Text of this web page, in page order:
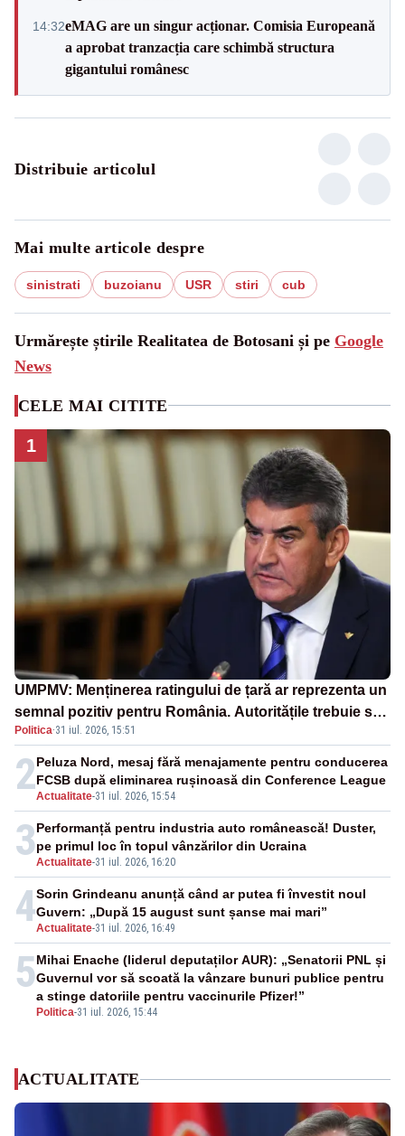
14:32eMAG are un singur acționar. Comisia Europeană
a aprobat tranzacția care schimbă structura
gigantului românesc
Distribuie articolul
Mai multe articole despre
sinistrati buzoianu USR stiri cub
Urmărește știrile Realitatea de Botosani și pe Google
News
CELE MAI CITITE
1
UMPMV: Menținerea ratingului de țară ar reprezenta un
semnal pozitiv pentru România. Autoritățile trebuie să
continue consolidarea stabilității economice și
financiare
Politica·31 iul. 2026, 15:51
2Actualitate-31 iul. 2026, 15:54
Peluza Nord, mesaj fără menajamente pentru conducerea
FCSB după eliminarea rușinoasă din Conference League
3Actualitate-31 iul. 2026, 16:20
Performanță pentru industria auto românească! Duster,
pe primul loc în topul vânzărilor din Ucraina
4Actualitate-31 iul. 2026, 16:49
Sorin Grindeanu anunță când ar putea fi învestit noul
Guvern: „După 15 august sunt șanse mai mari”
5
Politica-31 iul. 2026, 15:44
Mihai Enache (liderul deputaților AUR): „Senatorii PNL și
Guvernul vor să scoată la vânzare bunuri publice pentru
a stinge datoriile pentru vaccinurile Pfizer!”
ACTUALITATE